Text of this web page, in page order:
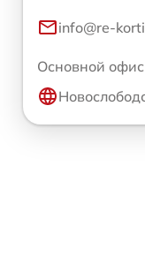
info@re-
Основной офис